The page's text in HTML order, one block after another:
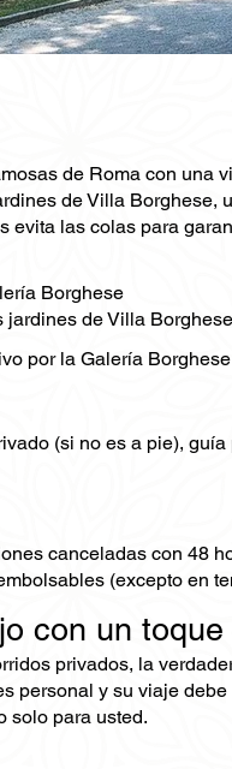
de Roma con una
de Villa
evita las colas para
Borghese
de Villa
por la Galería
(si no es a pie),
canceladas con 48
(excepto en
con un
privados, la
personal y su viaje
solo para usted.